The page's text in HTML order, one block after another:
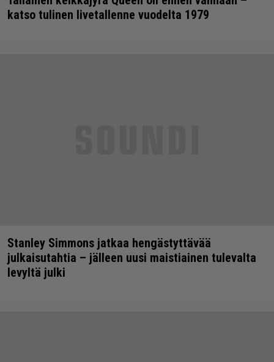
katso tulinen livetallenne vuodelta 1979
Stanley Simmons jatkaa hengästyttävää
julkaisutahtia – jälleen uusi maistiainen tulevalta
levyltä julki